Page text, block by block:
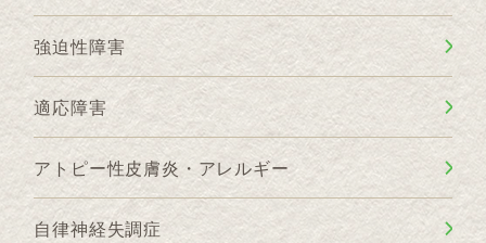
強迫性障害
適応障害
アトピー性皮膚炎・アレルギー
自律神経失調症